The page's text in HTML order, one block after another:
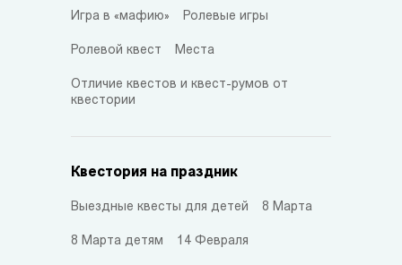
Игра в «мафию» Ролевые игры
Ролевой квест Места
Отличие квестов и квест-румов от
квестории
Квестория на праздник
Выездные квесты для детей 8 Марта
8 Марта детям 14 Февраля